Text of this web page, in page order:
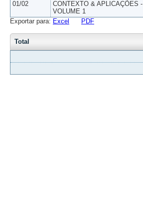
01/02
CONTEXTO & APLICAÇÕES -
VOLUME 1
Exportar para: Excel PDF
Total